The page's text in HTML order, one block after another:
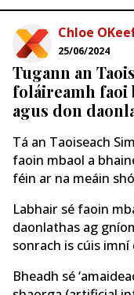
Chloe
25/06/2024
Tugann an
foláireamh faoi
agus don
Tá an Taoiseach
faoin mbaol a
féin ar na meáin
Labhair sé faoin
daonlathas ag
sonrach is cúis imní
Bheadh sé